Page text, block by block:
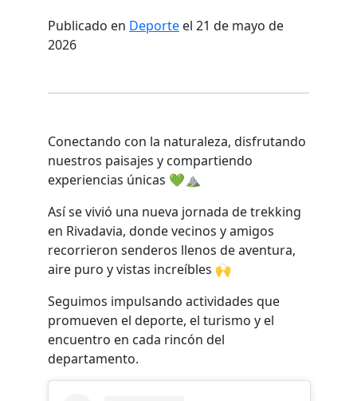
Publicado en Deporte el 21 de mayo de
2026
Conectando con la naturaleza, disfrutando
nuestros paisajes y compartiendo
experiencias únicas 💚⛰️
Así se vivió una nueva jornada de trekking
en Rivadavia, donde vecinos y amigos
recorrieron senderos llenos de aventura,
aire puro y vistas increíbles 🙌
Seguimos impulsando actividades que
promueven el deporte, el turismo y el
encuentro en cada rincón del
departamento.